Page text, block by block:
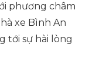
phương châm
xe Bình An
tới sự hài lòng